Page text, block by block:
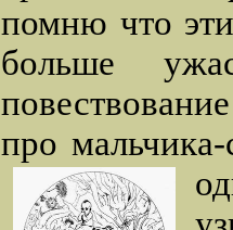
помню что
больше
про